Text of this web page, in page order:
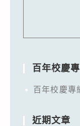
百年校慶
百年校慶專
近期文章